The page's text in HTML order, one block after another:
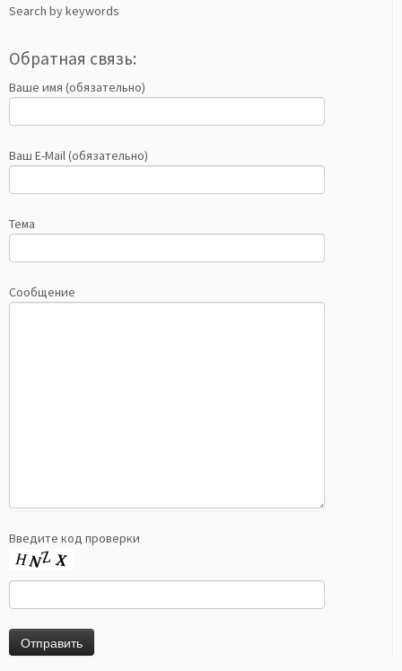
Search by keywords
Обратная связь:
Ваше имя (обязательно)
Ваш E-Mail (обязательно)
Тема
Сообщение
Введите код проверки